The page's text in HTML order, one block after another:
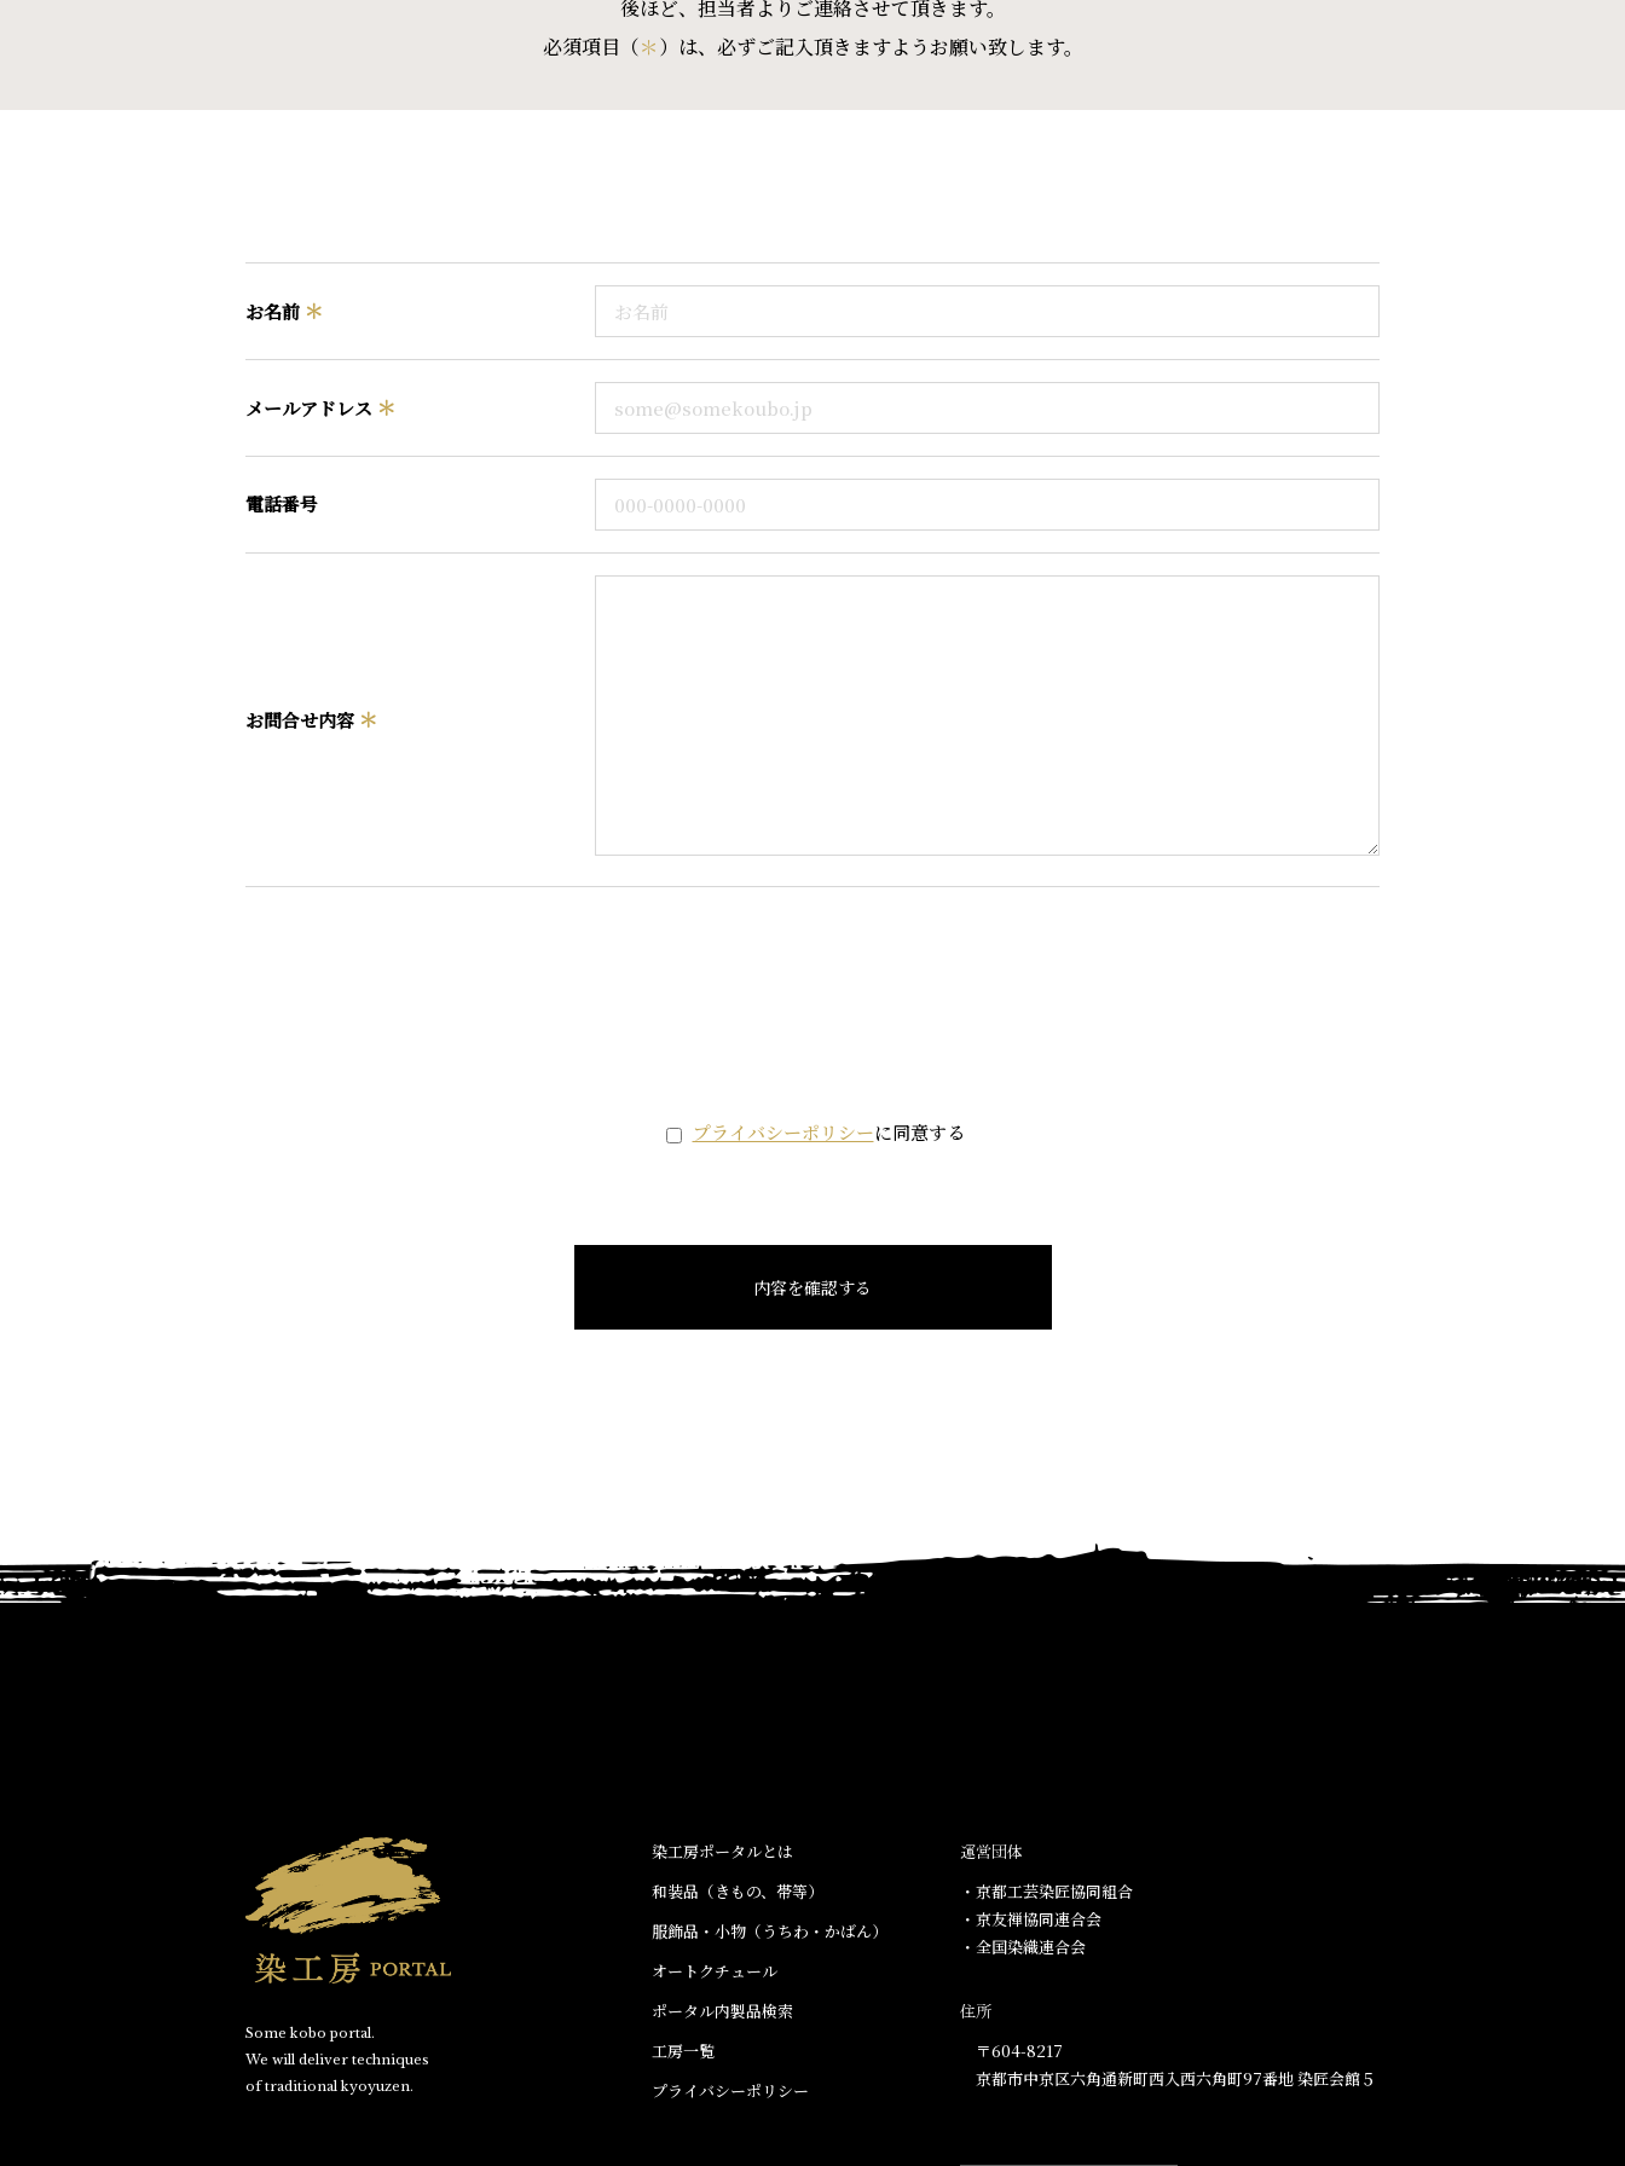
後ほど、担当者よりご連絡させて頂きます。
必須項目（＊）は、必ずご記入頂きますようお願い致します。
お名前 ＊
メールアドレス ＊
電話番号
お問合せ内容 ＊
プライバシーポリシーに同意する
Some kobo portal.
We will deliver techniques
of traditional kyoyuzen.
染工房ポータルとは
和装品（きもの、帯等）​
服飾品・小物​（うちわ・かばん）
オートクチュール
ポータル内製品検索
工房一覧
プライバシーポリシー
運営団体
・京都工芸染匠協同組合​
・京友禅協同連合会
・全国染織連合会
住所
〒604-8217
京都市中京区六角通新町西入西六角町97番地​ 染匠会館５